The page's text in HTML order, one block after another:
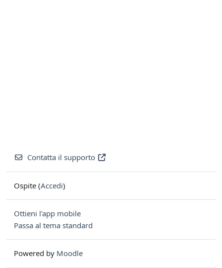
Contatta il supporto
Ospite (Accedi)
Ottieni l'app mobile
Passa al tema standard
Powered by Moodle